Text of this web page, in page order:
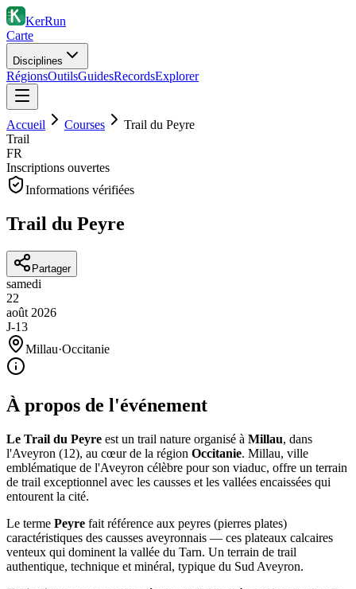
KerRun
Carte
Disciplines
RégionsOutilsGuidesRecordsExplorer
Accueil Courses
Trail du Peyre
Trail
FR
Inscriptions ouvertes
Informations vérifiées
Trail du Peyre
Partager
samedi
22
août 2026
J-13
Millau·Occitanie
À propos de l'événement
Le Trail du Peyre est un trail nature organisé à Millau, dans
l'Aveyron (12), au cœur de la région Occitanie. Millau, ville
emblématique de l'Aveyron célèbre pour son viaduc, offre un terrain
de trail exceptionnel avec les causses et les vallées encaissées qui
entourent la cité.
Le terme Peyre fait référence aux peyres (pierres plates)
caractéristiques des causses aveyronnais — ces plateaux calcaires
venteux qui dominent la vallée du Tarn. Un terrain de trail
authentique, technique et minéral, typique du Sud Aveyron.